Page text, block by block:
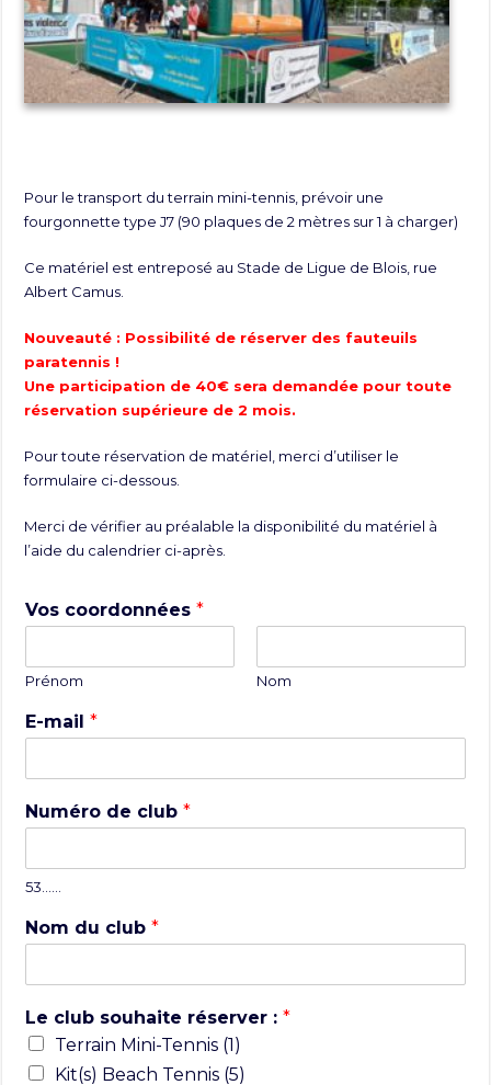
Pour le transport du terrain mini-tennis, prévoir une
fourgonnette type J7 (90 plaques de 2 mètres sur 1 à charger)
Ce matériel est entreposé au Stade de Ligue de Blois, rue
Albert Camus.
Nouveauté : Possibilité de réserver des fauteuils
paratennis !
Une participation de 40€ sera demandée pour toute
réservation supérieure de 2 mois.
Pour toute réservation de matériel, merci d’utiliser le
formulaire ci-dessous.
Merci de vérifier au préalable la disponibilité du matériel à
l’aide du calendrier ci-après.
Vos coordonnées*
Prénom Nom
E-mail*
Numéro de club*
53……
Nom du club*
Le club souhaite réserver :*
Terrain Mini-Tennis (1)
Kit(s) Beach Tennis (5)